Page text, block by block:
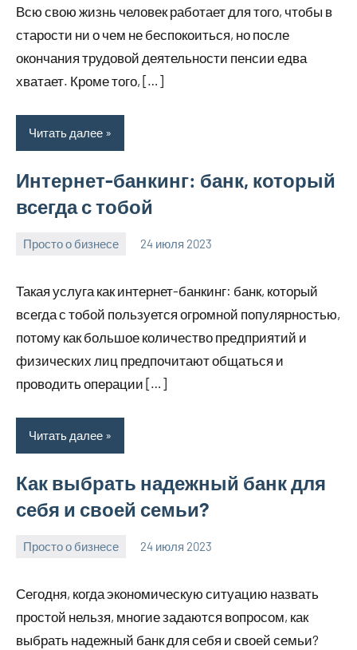
Всю свою жизнь человек работает для того, чтобы в
старости ни о чем не беспокоиться, но после
окончания трудовой деятельности пенсии едва
хватает. Кроме того, […]
Читать далее
Интернет-банкинг: банк, который
всегда с тобой
Просто о бизнесе 24 июля 2023
molokovostro
Нет
Такая услуга как интернет-банкинг: банк, который
всегда с тобой пользуется огромной популярностью,
потому как большое количество предприятий и
физических лиц предпочитают общаться и
проводить операции […]
Читать далее
Как выбрать надежный банк для
себя и своей семьи?
Просто о бизнесе 24 июля 2023
molokovostro
Нет
Сегодня, когда экономическую ситуацию назвать
простой нельзя, многие задаются вопросом, как
выбрать надежный банк для себя и своей семьи?